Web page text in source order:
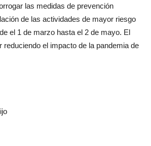
las medidas de prevención
de las actividades de mayor riesgo
el 1 de marzo hasta el 2 de mayo. El
reduciendo el impacto de la pandemia de